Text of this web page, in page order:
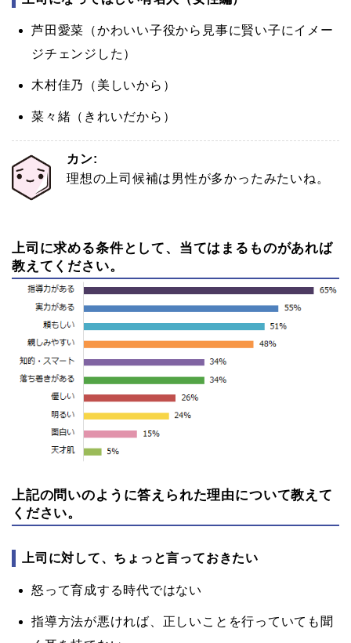
芦田愛菜（かわいい子役から見事に賢い子にイメー
ジチェンジした）
木村佳乃（美しいから）
菜々緒（きれいだから）
カン:
理想の上司候補は男性が多かったみたいね。
上司に求める条件として、当てはまるものがあれば
教えてください。
上記の問いのように答えられた理由について教えて
ください。
上司に対して、ちょっと言っておきたい
怒って育成する時代ではない
指導方法が悪ければ、正しいことを行っていても聞